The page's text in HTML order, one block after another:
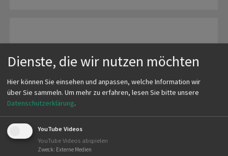
Brauchbarkeitsprüfung 2025
der Kreisverein
Dienste, die wir nutzen möchten
Hier können Sie einsehen und anpassen, welche Information wir
über Sie sammeln. Um mehr zu erfahren, lesen Sie bitte unsere
Datenschutzerklärung.
YouTube Videos
YouTube Videos abspielen
Zweck: Externe Medien